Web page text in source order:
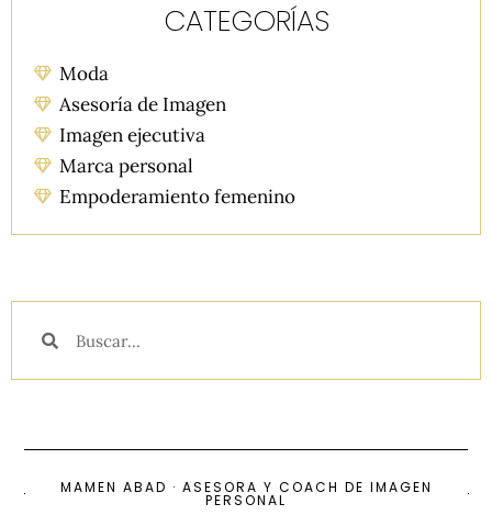
CATEGORÍAS
Moda
Asesoría de Imagen
Imagen ejecutiva
Marca personal
Empoderamiento femenino
MAMEN ABAD · ASESORA Y COACH DE IMAGEN
PERSONAL